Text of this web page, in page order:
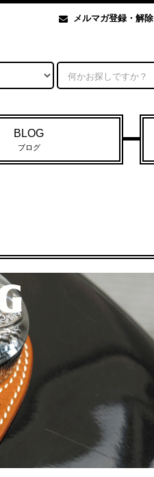
メルマガ登録・解除
BLOG
ブログ